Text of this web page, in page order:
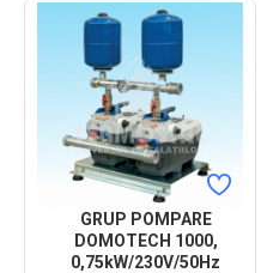
GRUP POMPARE
DOMOTECH 1000,
0,75kW/230V/50Hz